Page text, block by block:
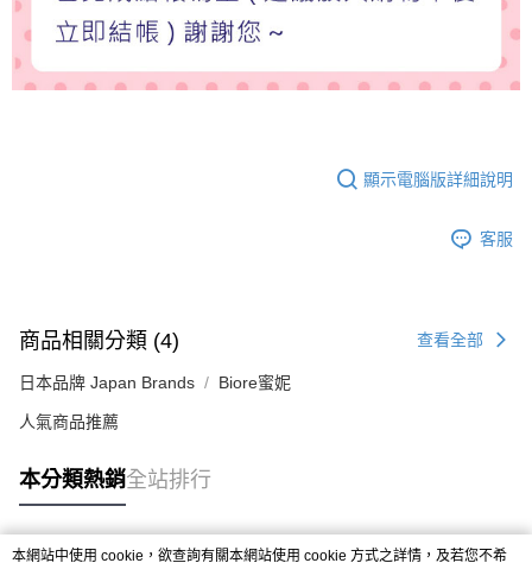
顯示電腦版詳細說明
客服
商品相關分類 (4) 查看全部
日本品牌 Japan Brands Biore蜜妮
人氣商品推薦
本分類熱銷全站排行
本網站中使用 cookie，欲查詢有關本網站使用 cookie 方式之詳情，及若您不希